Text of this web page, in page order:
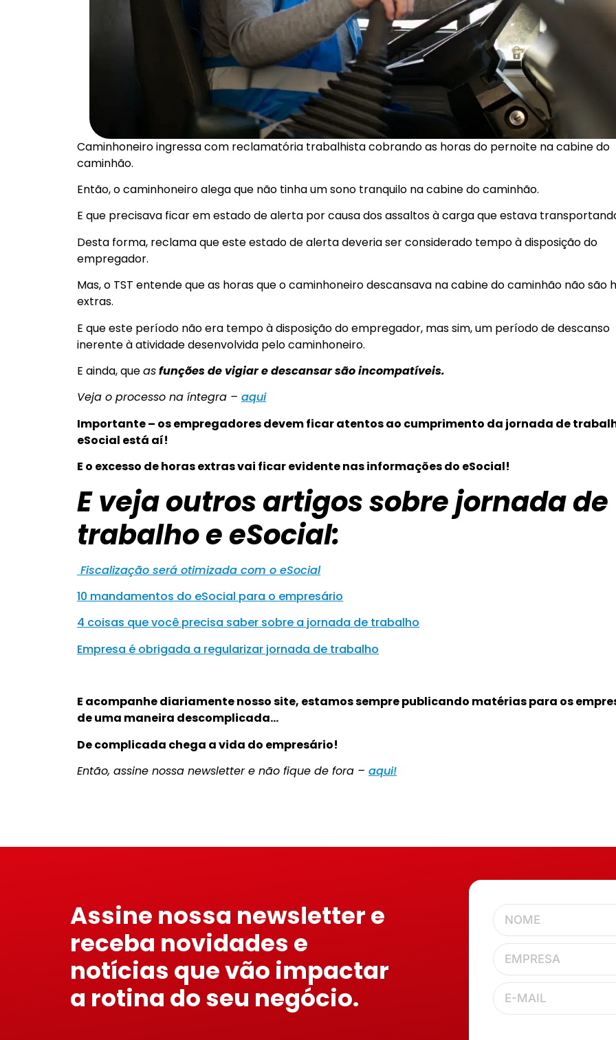
Caminhoneiro ingressa com reclamatória trabalhista cobrando as horas do pernoite na cabine do
caminhão.
Então, o caminhoneiro alega que não tinha um sono tranquilo na cabine do caminhão.
E que precisava ficar em estado de alerta por causa dos assaltos à carga que estava
Desta forma, reclama que este estado de alerta deveria ser considerado tempo à disposição do
empregador.
Mas, o TST entende que as horas que o caminhoneiro descansava na cabine do caminhão não são
extras.
E que este período não era tempo à disposição do empregador, mas sim, um período de descanso
inerente à atividade desenvolvida pelo caminhoneiro.
E ainda, queasfunções de vigiar e descansar são incompatíveis.
Veja o processo na íntegra – aqui
Importante – os empregadores devem ficar atentos ao cumprimento da jornada de
eSocial está aí!
E o excesso de horas extras vai ficar evidente nas informações do eSocial!
E veja outros artigos sobre jornada de
trabalho e eSocial:
Fiscalização será otimizada com o eSocial
10 mandamentos do eSocial para o empresário
4 coisas que você precisa saber sobre a jornada de trabalho
Empresa é obrigada a regularizar jornada de trabalho
E acompanhe diariamente nosso site, estamos sempre publicando matérias para os
de uma maneira descomplicada…
De complicada chega a vida do empresário!
Então, assine nossa newsletter e não fique de fora – aqui!
Assine nossa newsletter e
receba novidades e
notícias que vão impactar
a rotina do seu negócio.